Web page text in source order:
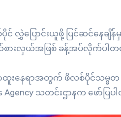
ပြောင်းယူဖို့ ပြင်ဆင်နေချိန်မှ
စားလှယ်အဖြစ် ခန့်အပ်လိုက်ပါ
ထူးနေရာအတွက် ဖိလစ်ပိုင်သမ္မတ
သတင်းဌာနက ဖော်ပြပ